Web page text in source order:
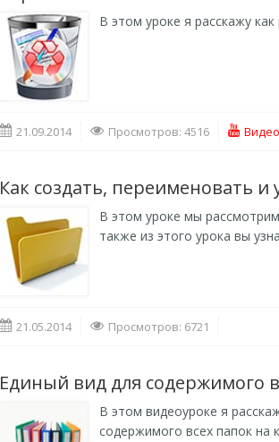
В этом уроке я расскажу
21.09.2014 Просмотров: 4516
Как создать, переименовать
В этом уроке мы
также из этого урока вы
21.05.2014 Просмотров: 6721
Единый вид для содержимого
В этом видеоуроке я
содержимого всех папок на